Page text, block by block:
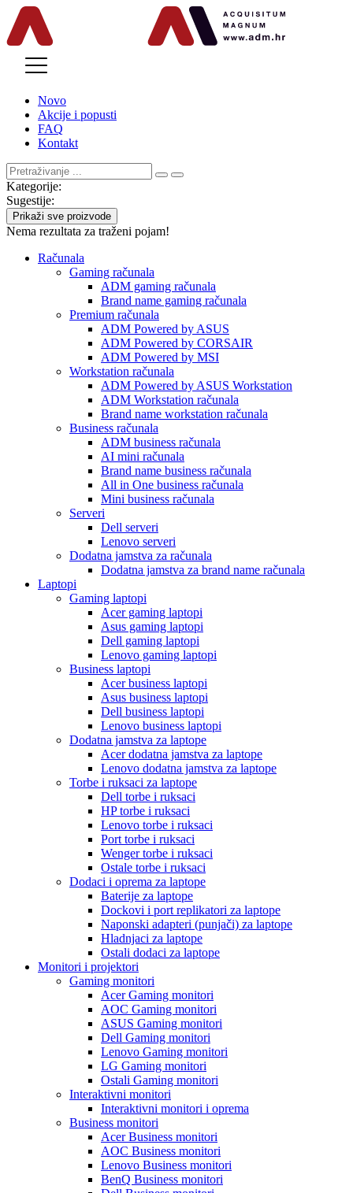
Novo
Akcije i popusti
FAQ
Kontakt
Kategorije:
Sugestije:
Prikaži sve proizvode
Nema rezultata za traženi pojam!
Računala
Gaming računala
ADM gaming računala
Brand name gaming računala
Premium računala
ADM Powered by ASUS
ADM Powered by CORSAIR
ADM Powered by MSI
Workstation računala
ADM Powered by ASUS Workstation
ADM Workstation računala
Brand name workstation računala
Business računala
ADM business računala
AI mini računala
Brand name business računala
All in One business računala
Mini business računala
Serveri
Dell serveri
Lenovo serveri
Dodatna jamstva za računala
Dodatna jamstva za brand name računala
Laptopi
Gaming laptopi
Acer gaming laptopi
Asus gaming laptopi
Dell gaming laptopi
Lenovo gaming laptopi
Business laptopi
Acer business laptopi
Asus business laptopi
Dell business laptopi
Lenovo business laptopi
Dodatna jamstva za laptope
Acer dodatna jamstva za laptope
Lenovo dodatna jamstva za laptope
Torbe i ruksaci za laptope
Dell torbe i ruksaci
HP torbe i ruksaci
Lenovo torbe i ruksaci
Port torbe i ruksaci
Wenger torbe i ruksaci
Ostale torbe i ruksaci
Dodaci i oprema za laptope
Baterije za laptope
Dockovi i port replikatori za laptope
Naponski adapteri (punjači) za laptope
Hladnjaci za laptope
Ostali dodaci za laptope
Monitori i projektori
Gaming monitori
Acer Gaming monitori
AOC Gaming monitori
ASUS Gaming monitori
Dell Gaming monitori
Lenovo Gaming monitori
LG Gaming monitori
Ostali Gaming monitori
Interaktivni monitori
Interaktivni monitori i oprema
Business monitori
Acer Business monitori
AOC Business monitori
Lenovo Business monitori
BenQ Business monitori